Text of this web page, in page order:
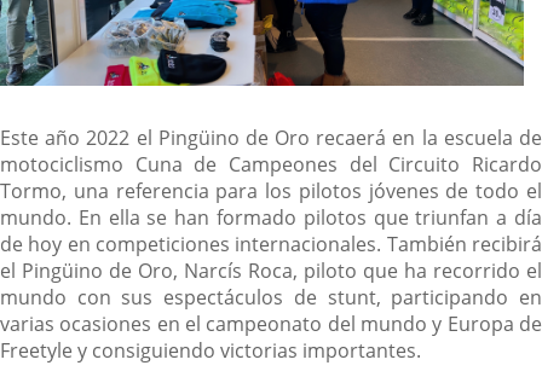
Este año 2022 el Pingüino de Oro recaerá en la escuela de
motociclismo Cuna de Campeones del Circuito Ricardo
Tormo, una referencia para los pilotos jóvenes de todo el
mundo. En ella se han formado pilotos que triunfan a día
de hoy en competiciones internacionales. También recibirá
el Pingüino de Oro, Narcís Roca, piloto que ha recorrido el
mundo con sus espectáculos de stunt, participando en
varias ocasiones en el campeonato del mundo y Europa de
Freetyle y consiguiendo victorias importantes.